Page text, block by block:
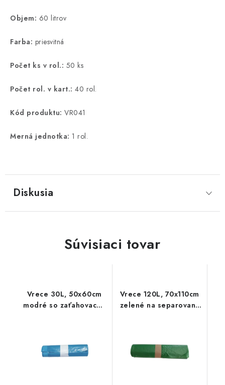
Objem: 60 litrov
Farba: priesvitná
Počet ks v rol.: 50 ks
Počet rol. v kart.: 40 rol.
Kód produktu: VR041
Merná jednotka: 1 rol.
Diskusia
Súvisiaci tovar
Vrece 30L, 50x60cm
modré so zaťahovacou
Vrece 120L, 70x110cm
zelené na separovaný